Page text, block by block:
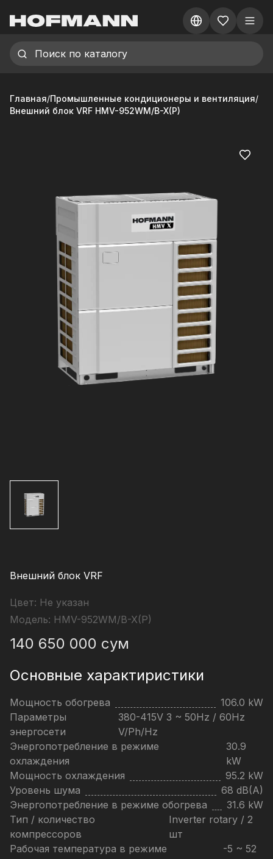
Главная/Промышленные кондиционеры и вентиляция/
Внешний блок VRF HMV-952WM/B-X(P)
Внешний блок VRF
Цвет: Не указан
Модель: HMV-952WM/B-X(P)
140 650 000 сум
Основные характиристики
Мощность обогрева
106.0 kW
Параметры
энергосети
380-415V 3 ~ 50Hz / 60Hz
V/Ph/Hz
Энергопотребление в режиме
охлаждения
30.9
kW
Мощность охлаждения
95.2 kW
Уровень шума
68 dB(A)
Энергопотребление в режиме обогрева
31.6 kW
Тип / количество
компрессоров
Inverter rotary / 2
шт
Рабочая температура в режиме
-5 ~ 52